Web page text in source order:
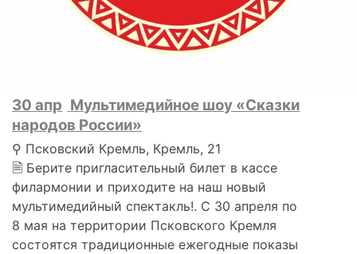
30 апр Мультимедийное шоу «Сказки
народов России»
⚲ Псковский Кремль, Кремль, 21
🗎 Берите пригласительный билет в кассе
филармонии и приходите на наш новый
мультимедийный спектакль!. С 30 апреля по
8 мая на территории Псковского Кремля
состоятся традиционные ежегодные показы